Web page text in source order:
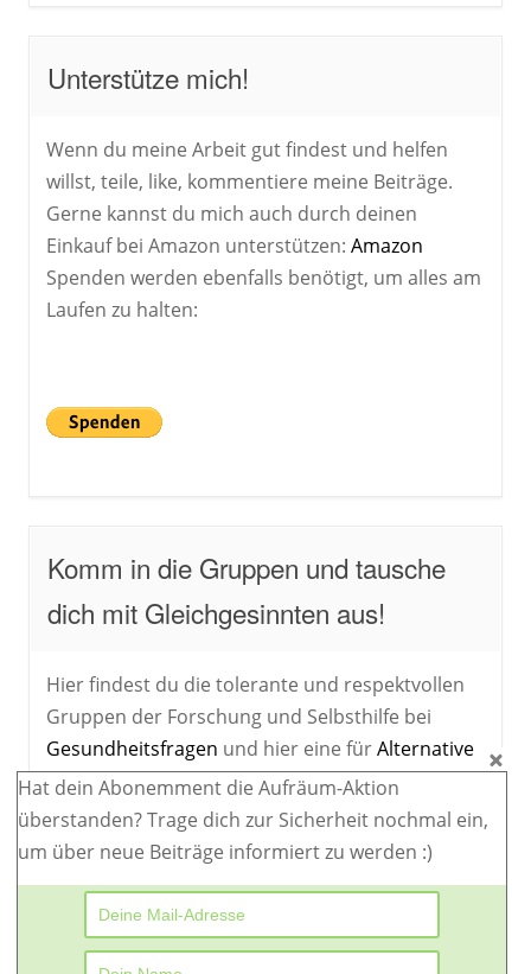
Unterstütze mich!
Wenn du meine Arbeit gut findest und helfen
willst, teile, like, kommentiere meine Beiträge.
Gerne kannst du mich auch durch deinen
Einkauf bei Amazon unterstützen: Amazon
Spenden werden ebenfalls benötigt, um alles am
Laufen zu halten:
Komm in die Gruppen und tausche
dich mit Gleichgesinnten aus!
Hier findest du die tolerante und respektvollen
Gruppen der Forschung und Selbsthilfe bei
Gesundheitsfragen und hier eine fürAlternative
Extremistenund allen, die an kontroversen
Randthemen interessiert sind.
​​Hat dein Abonemment die Aufräum-Aktion
überstanden?​ ​Trage dich zur Sicherheit nochmal ein,
um über neue Beiträge informiert zu werden :)